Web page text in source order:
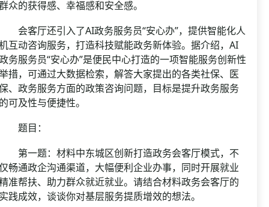
众的获得感、幸福感和安全感。
客厅还引入了AI政务服务员“安心办”，提供智能化人
互动咨询服务，打造科技赋能政务新体验。据介绍，AI
务服务员“安心办”是便民中心打造的一项智能服务创新性
措，可通过大数据检索，解答大家提出的各类社保、医
、政务服务方面的政策咨询问题，目标是提升政务服务
可及性与便捷性。
目：
一题：材料中东城区创新打造政务会客厅模式，不
畅通政企沟通渠道，大幅便利企业办事，同时开展就业
准帮扶、助力群众就近就业。请结合材料政务会客厅的
践成效，谈谈你对基层服务提质增效的想法。